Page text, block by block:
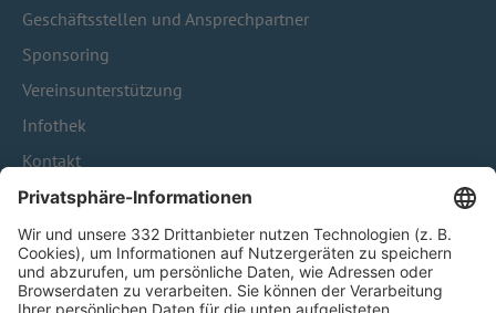
Geschäftsstellen und Ansprechpartner
Sponsoring
Vereinsunterstützung
Infothek
Kontakt
HÄUFIG BESUCHTE SEITEN
Pässe und Vereinswechsel
Trainerausbildung